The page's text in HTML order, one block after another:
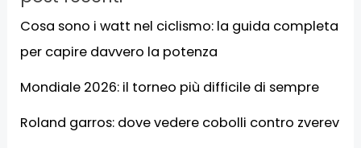
Cosa sono i watt nel ciclismo: la guida completa
per capire davvero la potenza
Mondiale 2026: il torneo più difficile di sempre
Roland garros: dove vedere cobolli contro zverev